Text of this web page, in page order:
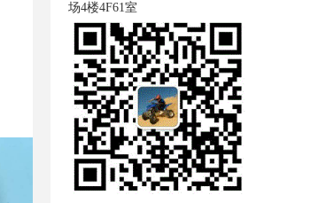
场4楼4F61室